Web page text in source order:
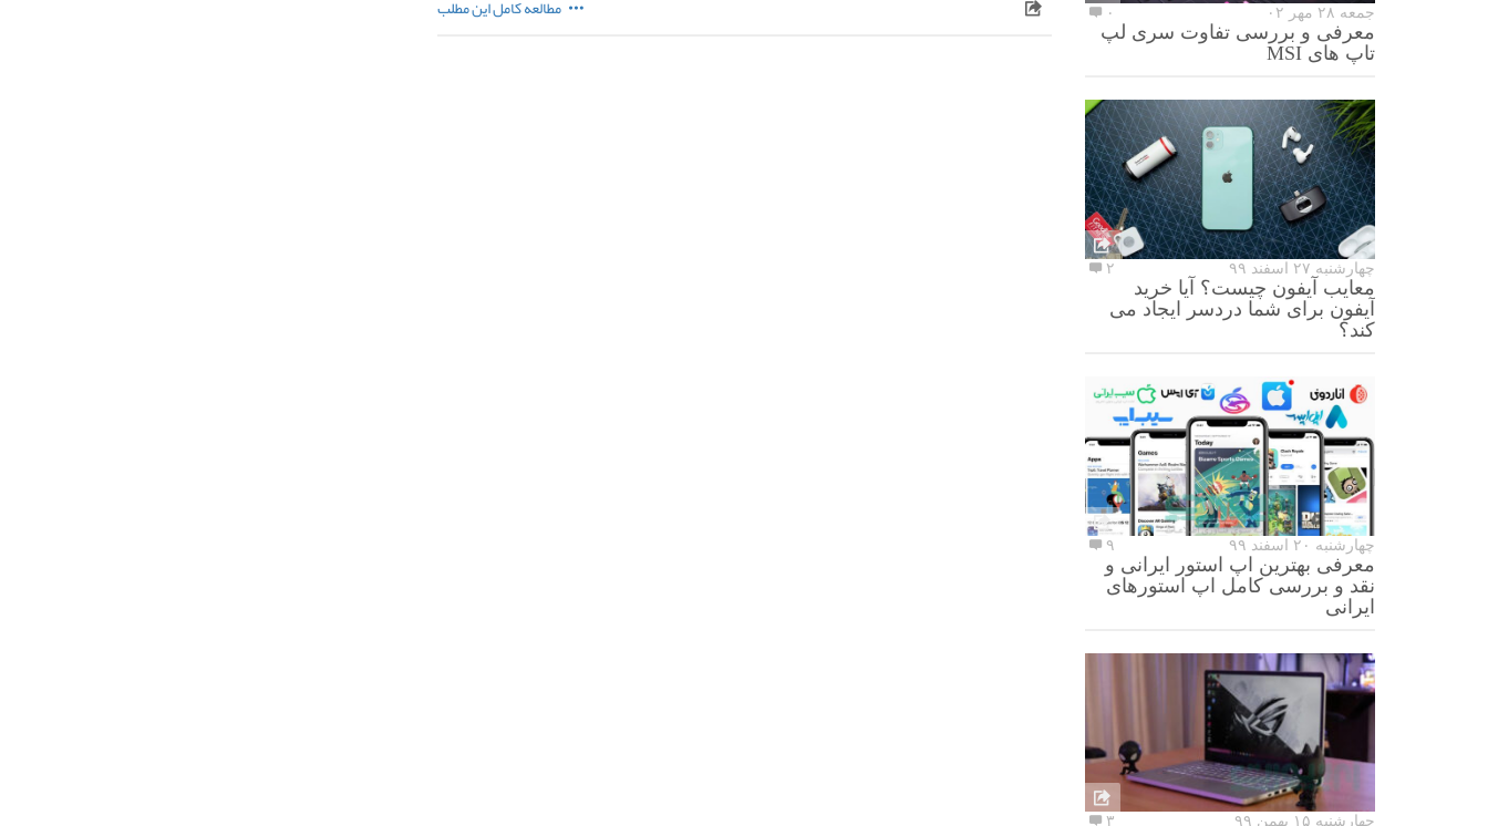
مطالعه کامل این مطلب جمعه ۲۸ مهر ۰۲ ۰
معرفی و بررسی تفاوت سری لپ
تاپ های MSI
چهارشنبه ۲۷ اسفند ۹۹ ۲
معایب آیفون چیست؟ آیا خرید
آیفون برای شما دردسر ایجاد می
کند؟
چهارشنبه ۲۰ اسفند ۹۹ ۹
معرفی بهترین اپ استور ایرانی و
نقد و بررسی کامل اپ استورهای
ایرانی
چهارشنبه ۱۵ بهمن ۹۹ ۳